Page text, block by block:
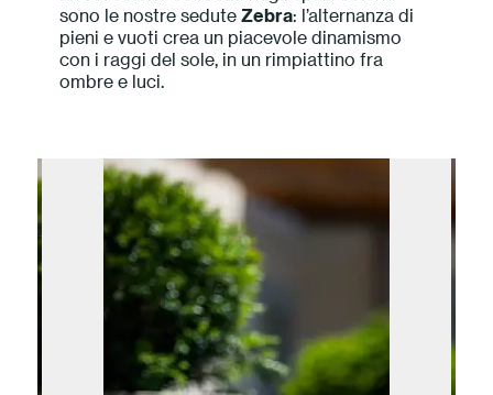
sono le nostre sedute Zebra: l’alternanza di
pieni e vuoti crea un piacevole dinamismo
con i raggi del sole, in un rimpiattino fra
ombre e luci.